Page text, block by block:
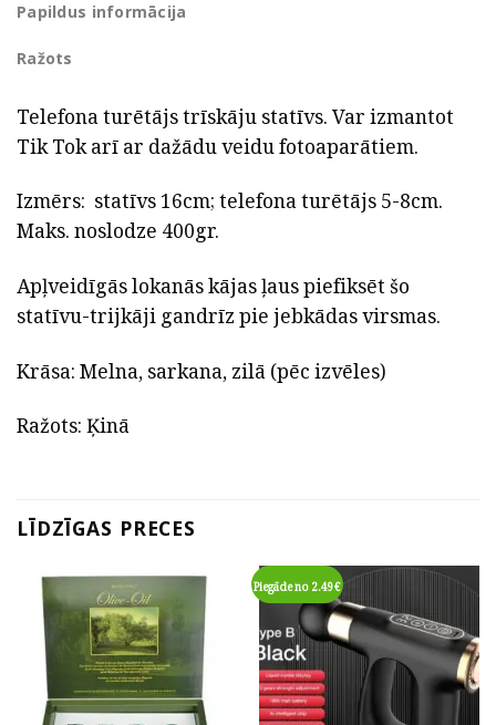
Papildus informācija
Ražots
Telefona turētājs trīskāju statīvs. Var izmantot
Tik Tok arī ar dažādu veidu fotoaparātiem.
Izmērs: statīvs 16cm; telefona turētājs 5-8cm.
Maks. noslodze 400gr.
Apļveidīgās lokanās kājas ļaus piefiksēt šo
statīvu-trijkāji gandrīz pie jebkādas virsmas.
Krāsa: Melna, sarkana, zilā (pēc izvēles)
Ražots: Ķinā
LĪDZĪGAS PRECES
Piegāde no 2.49€